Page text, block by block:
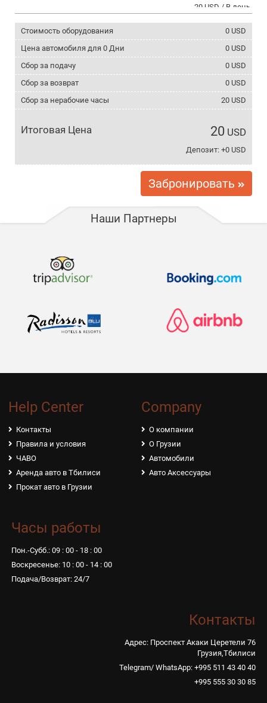
20 USD / В день
Поездка в Сванетию 30 USD /
Зимние шины 0 USD / В день
Цепи противоскольжения 2 USD / В день
5 USD / В день
Багажник на крыше
Стоимость оборудования 0 USD
Цена автомобиля для 0 Дни 0 USD
Сбор за подачу
0 USD
Сбор за возврат
0 USD
Сбор за нерабочие часы
20 USD
Итоговая Цена 20 USD
Депозит: +0 USD
Забронировать
Наши Партнеры
Help Center
Контакты
Правила и условия
ЧАВО
Аренда авто в Тбилиси
Прокат авто в Грузии
Company
О компании
О Грузии
Автомобили
Авто Аксессуары
Часы работы
Пон.-Субб.: 09 : 00 - 18 : 00
Воскресенье: 10 : 00 - 14 : 00
Подача/Возврат: 24/7
Контакты
Адрес: Проспект Акаки Церетели 76
Грузия,Тбилиси
Telegram/ WhatsApp: +995 511 43 40 40
+995 555 30 30 85